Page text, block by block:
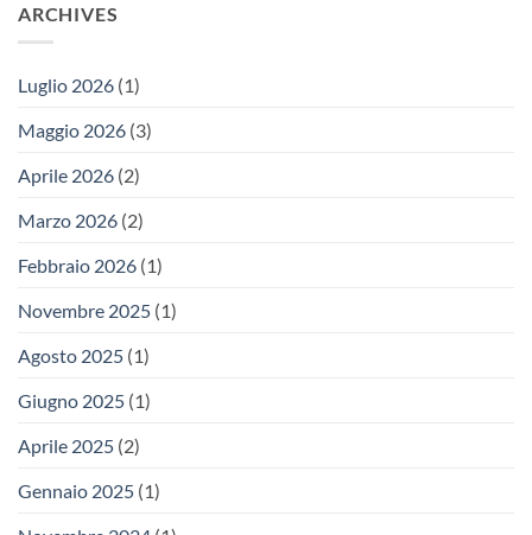
ARCHIVES
Luglio 2026 (1)
Maggio 2026 (3)
Aprile 2026 (2)
Marzo 2026 (2)
Febbraio 2026 (1)
Novembre 2025 (1)
Agosto 2025 (1)
Giugno 2025 (1)
Aprile 2025 (2)
Gennaio 2025 (1)